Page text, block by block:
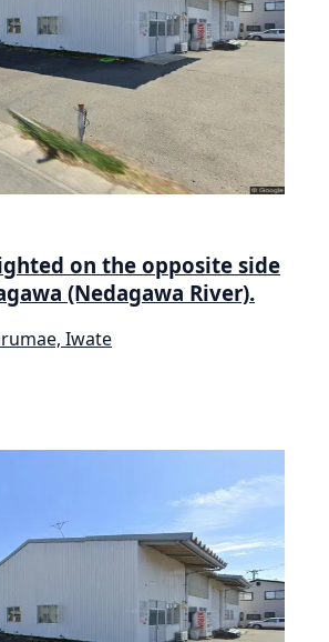
on the opposite side
(Nedagawa River).
Iwate